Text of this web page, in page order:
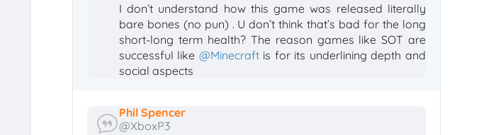
I don’t understand how this game was released literally
bare bones (no pun) . U don’t think that’s bad for the long
short-long term health? The reason games like SOT are
successful like @Minecraft is for its underlining depth and
social aspects
Phil Spencer
@XboxP3